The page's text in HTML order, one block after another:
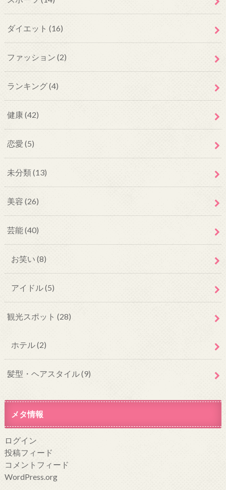
ダイエット (16)
ファッション (2)
ランキング(4)
健康(42)
恋愛 (5)
未分類(13)
美容 (26)
芸能(40)
お笑い (8)
アイドル(5)
観光スポット (28)
ホテル(2)
髪型・ヘアスタイル(9)
メタ情報
ログイン
投稿フィード
コメントフィード
WordPress.org